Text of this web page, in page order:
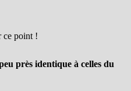
ce point !
près identique à celles du